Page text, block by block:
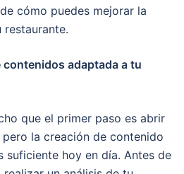
cómo puedes mejorar la
restaurante.
contenidos adaptada a tu
que el primer paso es abrir
la creación de contenido
suficiente hoy en día. Antes de